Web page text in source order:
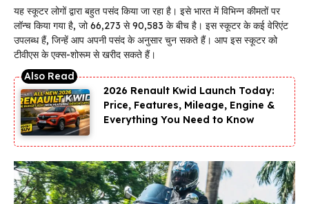
यह स्कूटर लोगों द्वारा बहुत पसंद किया जा रहा है। इसे भारत में विभिन्न कीमतों पर
लॉन्च किया गया है, जो ₹66,273 से ₹90,583 के बीच है। इस स्कूटर के कई वेरिएंट
उपलब्ध हैं, जिन्हें आप अपनी पसंद के अनुसार चुन सकते हैं। आप इस स्कूटर को
टीवीएस के एक्स-शोरूम से खरीद सकते हैं।
2026 Renault Kwid Launch Today:
Price, Features, Mileage, Engine &
Everything You Need to Know